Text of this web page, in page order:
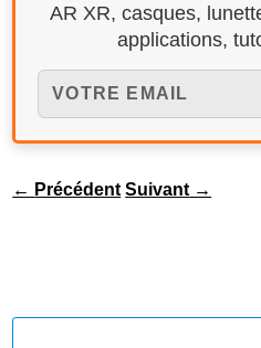
AR XR, casques,
applications,
← Précédent Suivant →